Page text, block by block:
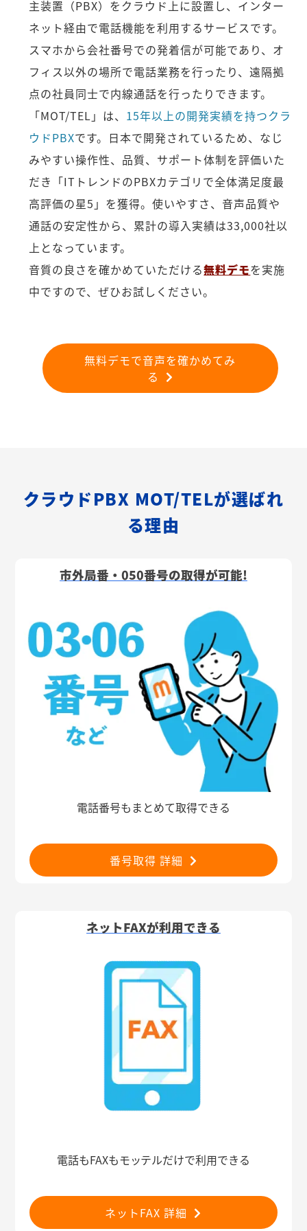
主装置（PBX）をクラウド上に設置し、インター
ネット経由で電話機能を利用するサービスです。
スマホから会社番号での発着信が可能であり、オ
フィス以外の場所で電話業務を行ったり、遠隔拠
点の社員同士で内線通話を行ったりできます。
「MOT/TEL」は、 15年以上の開発実績を持つクラ
ウドPBXです。日本で開発されているため、なじ
みやすい操作性、品質、サポート体制を評価いた
だき「ITトレンドのPBXカテゴリで全体満足度最
高評価の星5」を獲得。使いやすさ、音声品質や
通話の安定性から、累計の導入実績は33,000社以
上となっています。
音質の良さを確かめていただける無料デモを実施
中ですので、ぜひお試しください。
無料デモで音声を確かめてみ
る
クラウドPBX MOT/TELが選ばれ
る理由
市外局番・050番号の取得が可能!
電話番号もまとめて取得できる
番号取得 詳細
ネットFAXが利用できる
電話もFAXもモッテルだけで利用できる
ネットFAX 詳細